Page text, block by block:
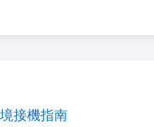
接機指南